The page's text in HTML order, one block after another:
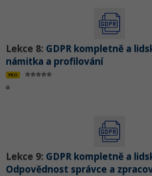
Lekce 8: GDPR kompletně a
námitka a profilování
PRO
Lekce 9: GDPR kompletně a
Odpovědnost správce a